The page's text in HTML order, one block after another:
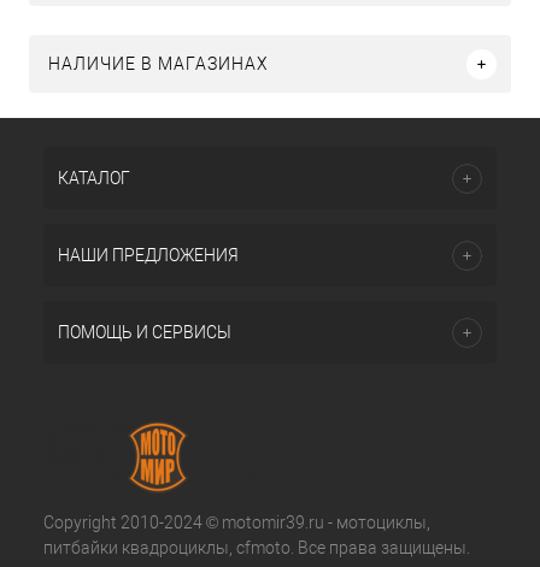
НАЛИЧИЕ В МАГАЗИНАХ
КАТАЛОГ
НАШИ ПРЕДЛОЖЕНИЯ
ПОМОЩЬ И СЕРВИСЫ
Copyright 2010-2024 © motomir39.ru - мотоциклы,
питбайки квадроциклы, cfmoto. Все права защищены.